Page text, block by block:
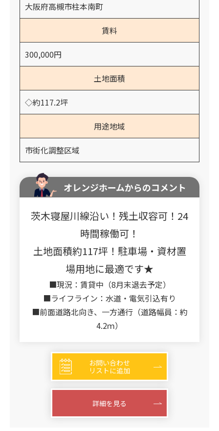
大阪府高槻市柱本南町
賃料
300,000円
土地面積
◇約117.2坪
用途地域
市街化調整区域
オレンジホームからのコメント
茨木寝屋川線沿い！残土収容可！24
時間稼働可！
土地面積約117坪！駐車場・資材置
場用地に最適です★
■現況：賃貸中（8月末退去予定）
■ライフライン：水道・電気引込有り
■前面道路北向き、一方通行（道路幅員：約
4.2ｍ）
お問い合わせ
リストに追加
詳細を見る